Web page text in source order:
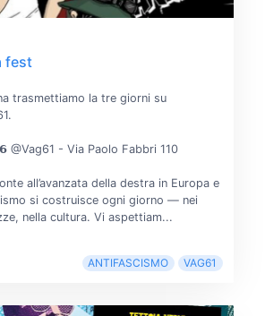
fest
trasmettiamo la tre giorni su
- Via Paolo Fabbri 110
all’avanzata della destra in Europa e
si costruisce ogni giorno — nei
nella cultura. Vi aspettiam...
ANTIFASCISMO VAG61